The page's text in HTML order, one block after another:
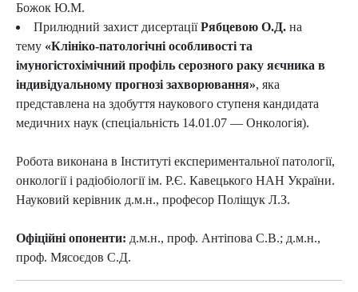
Божок Ю.М.
Прилюдний захист дисертаціїРябцевою О.Д. на
тему «Клініко-патологічні особливості та
імуногістохімічний профіль серозного раку яєчника в
індивідуальному прогнозі захворювання», яка
представлена на здобуття наукового ступеня кандидата
медичних наук (спеціальність 14.01.07 — Онкологія).
Робота виконана в Інституті експериментальної патології,
онкології і радіобіології ім. Р.Є. Кавецького НАН України.
Науковий керівник д.м.н., професор Поліщук Л.З.
Офіційні опоненти: д.м.н., проф. Антіпова С.В.; д.м.н.,
проф. Мясоєдов С.Д.